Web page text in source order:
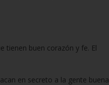
tienen buen corazón y fe. El
en secreto a la gente buena